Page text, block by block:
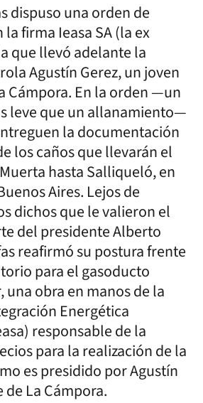
dispuso una orden de
firma Ieasa SA (la ex
que llevó adelante la
Agustín Gerez, un joven
Cámpora. En la orden —un
leve que un allanamiento—
la documentación
los caños que llevarán el
hasta Salliqueló, en
Aires. Lejos de
dichos que le valieron el
del presidente Alberto
reafirmó su postura frente
para el gasoducto
una obra en manos de la
Energética
responsable de la
para la realización de la
es presidido por Agustín
La Cámpora.